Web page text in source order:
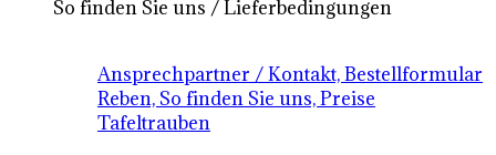
So finden Sie uns / Lieferbedingungen
Ansprechpartner / Kontakt, Bestellformular
Reben, So finden Sie uns, Preise
Tafeltrauben